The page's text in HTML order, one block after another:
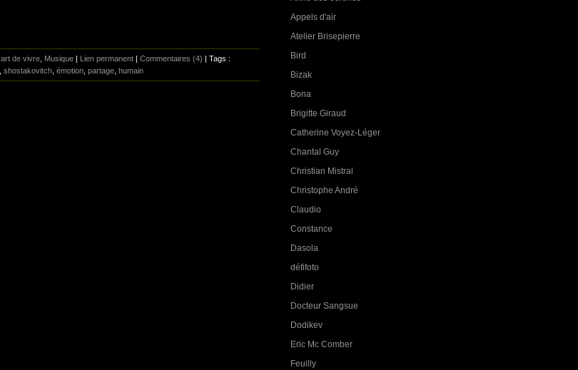
Appels d'air
Atelier Brisepierre
Bird
Bizak
Bona
Brigitte Giraud
Catherine Voyez-Léger
Chantal Guy
Christian Mistral
Christophe André
Claudio
Constance
Dasola
défifoto
Didier
Docteur Sangsue
Dodikev
Eric Mc Comber
Feuilly
art de vivre Musique | Lien permanent | Commentaires (4) | Tags :
shostakovitch émotion partage humain